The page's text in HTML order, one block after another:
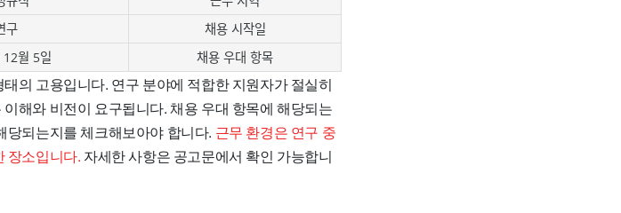
구
채용 시작일
월 5일 채용 우대 항목
의 고용입니다. 연구 분야에 적합한 지원자가 절실히
해와 비전이 요구됩니다. 채용 우대 항목에 해당되는
당되는지를 체크해보아야 합니다. 근무 환경은 연구 중
장소입니다. 자세한 사항은 공고문에서 확인 가능합니